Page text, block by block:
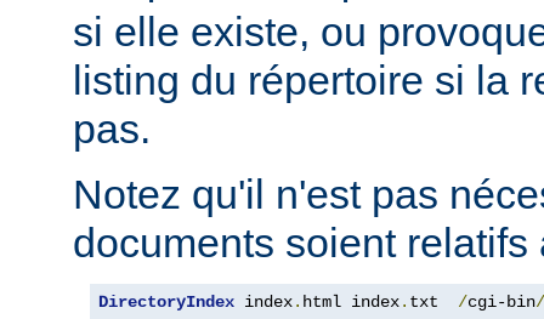
si elle existe, ou
listing du répertoire si la
pas.
Notez qu'il n'est pas
documents soient relatifs
DirectoryIndex index. html index. txt /cgi-bin/